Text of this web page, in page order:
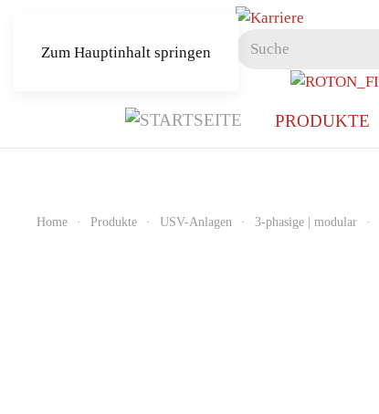
Zum Hauptinhalt springen
PRODUKTE
Home Produkte USV-Anlagen 3-phasige | modular